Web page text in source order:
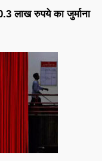
लाख रुपये का जुर्माना